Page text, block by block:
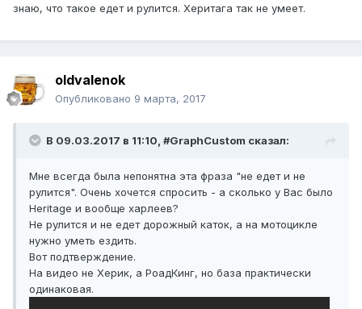
знаю, что такое едет и рулится. Херитага так не умеет.
oldvalenok
Опубликовано 9 марта, 2017
В 09.03.2017 в 11:10, #GraphCustom сказал:
Мне всегда была непонятна эта фраза "не едет и не
рулится". Очень хочется спросить - а сколько у Вас было
Heritage и вообще харлеев?
Не рулится и не едет дорожный каток, а на мотоцикле
нужно уметь ездить.
Вот подтверждение.
На видео не Херик, а РоадКинг, но база практически
одинаковая.